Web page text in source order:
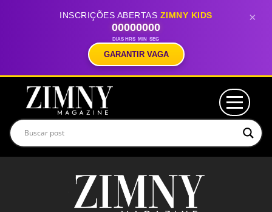
INSCRIÇÕES ABERTAS ZIMNY KIDS
00
DIAS
00
HRS
00
MIN
00
SEG
GARANTIR VAGA
×